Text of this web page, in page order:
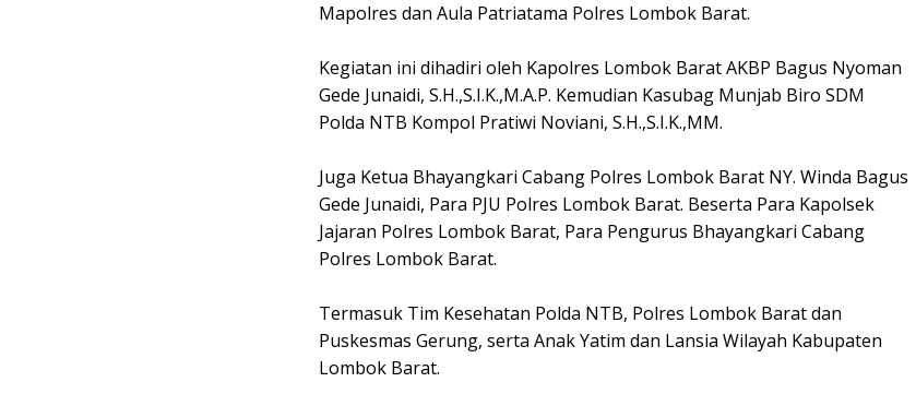
Mapolres dan Aula Patriatama Polres Lombok Barat.
Kegiatan ini dihadiri oleh Kapolres Lombok Barat AKBP Bagus Nyoman
Gede Junaidi, S.H.,S.I.K.,M.A.P. Kemudian Kasubag Munjab Biro SDM
Polda NTB Kompol Pratiwi Noviani, S.H.,S.I.K.,MM.
Juga Ketua Bhayangkari Cabang Polres Lombok Barat NY. Winda Bagus
Gede Junaidi, Para PJU Polres Lombok Barat. Beserta Para Kapolsek
Jajaran Polres Lombok Barat, Para Pengurus Bhayangkari Cabang
Polres Lombok Barat.
Termasuk Tim Kesehatan Polda NTB, Polres Lombok Barat dan
Puskesmas Gerung, serta Anak Yatim dan Lansia Wilayah Kabupaten
Lombok Barat.